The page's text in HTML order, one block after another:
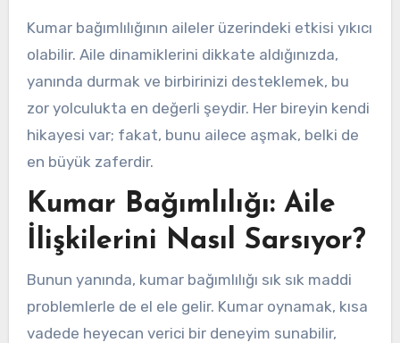
Kumar bağımlılığının aileler üzerindeki etkisi yıkıcı
olabilir. Aile dinamiklerini dikkate aldığınızda,
yanında durmak ve birbirinizi desteklemek, bu
zor yolculukta en değerli şeydir. Her bireyin kendi
hikayesi var; fakat, bunu ailece aşmak, belki de
en büyük zaferdir.
Kumar Bağımlılığı: Aile
İlişkilerini Nasıl Sarsıyor?
Bunun yanında, kumar bağımlılığı sık sık maddi
problemlerle de el ele gelir. Kumar oynamak, kısa
vadede heyecan verici bir deneyim sunabilir,